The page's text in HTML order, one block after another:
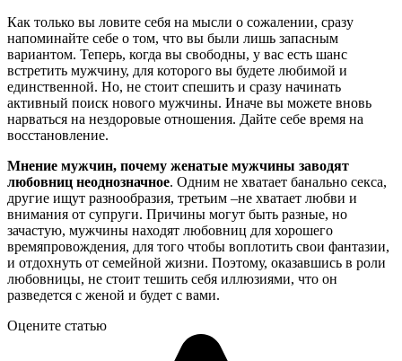
Как только вы ловите себя на мысли о сожалении, сразу
напоминайте себе о том, что вы были лишь запасным
вариантом. Теперь, когда вы свободны, у вас есть шанс
встретить мужчину, для которого вы будете любимой и
единственной. Но, не стоит спешить и сразу начинать
активный поиск нового мужчины. Иначе вы можете вновь
нарваться на нездоровые отношения. Дайте себе время на
восстановление.
Мнение мужчин, почему женатые мужчины заводят
любовниц неоднозначное. Одним не хватает банально секса,
другие ищут разнообразия, третьим –не хватает любви и
внимания от супруги. Причины могут быть разные, но
зачастую, мужчины находят любовниц для хорошего
времяпровождения, для того чтобы воплотить свои фантазии,
и отдохнуть от семейной жизни. Поэтому, оказавшись в роли
любовницы, не стоит тешить себя иллюзиями, что он
разведется с женой и будет с вами.
Оцените статью